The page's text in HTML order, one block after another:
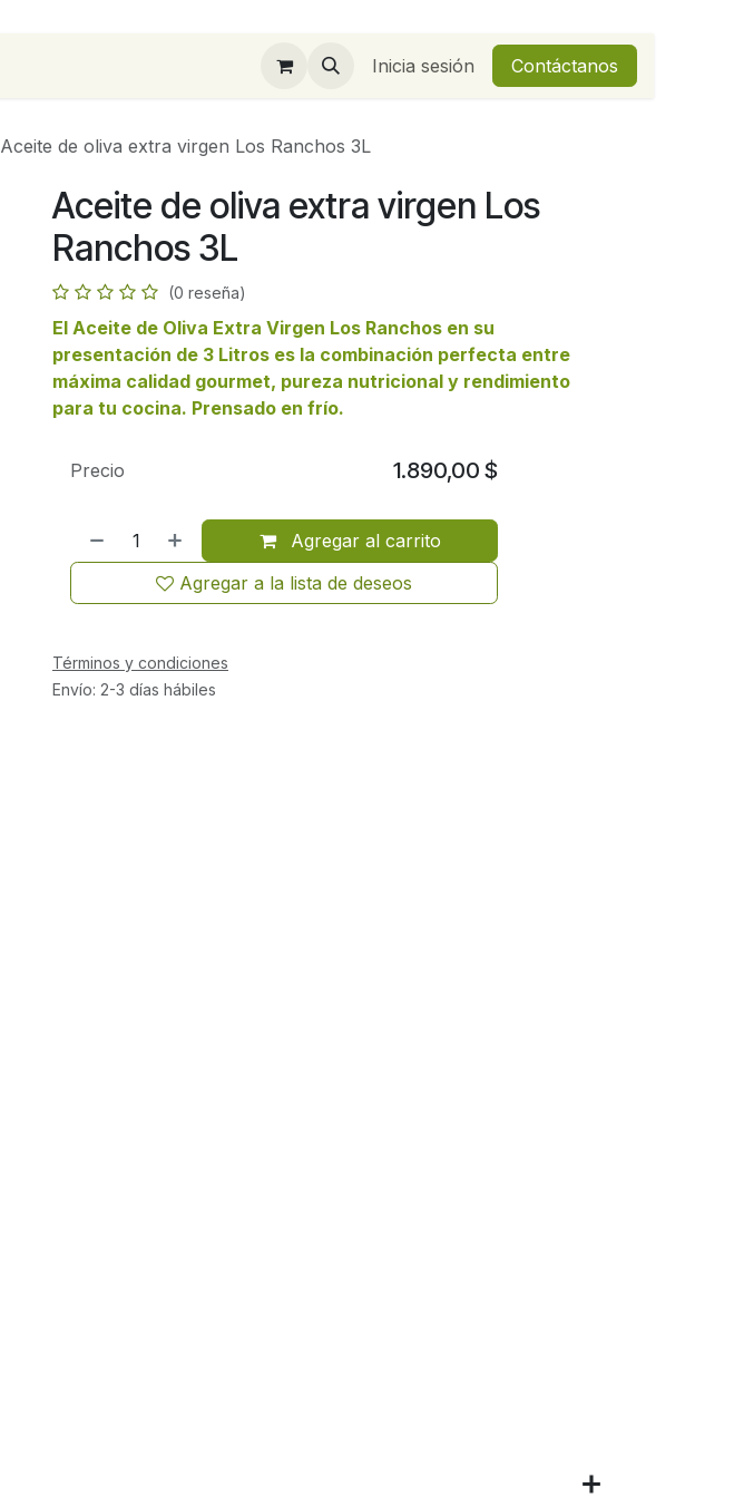
Inicia sesión Contáctanos
Aceite de oliva extra virgen Los Ranchos 3L
Aceite de oliva extra virgen Los
Ranchos 3L
(0 reseña)
El Aceite de Oliva Extra Virgen Los Ranchos en su
presentación de 3 Litros es la combinación perfecta entre
máxima calidad gourmet, pureza nutricional y rendimiento
para tu cocina. Prensado en frío.
Agregar al carrito
Agregar a la lista de deseos
Precio 1.890,00 $
Términos y condiciones
Envío: 2-3 días hábiles